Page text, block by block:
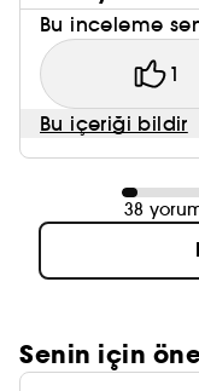
Bu inceleme
1
Bu içeriği bildir
38
Senin için